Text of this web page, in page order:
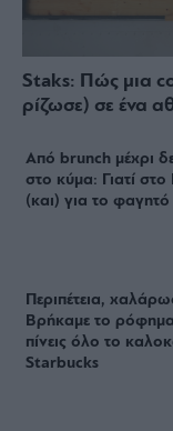
Staks: Πώς μια
ρίζωσε) σε ένα
Από brunch μέχρι
στο κύμα: Γιατί
(και) για το φαγητό
Περιπέτεια,
Βρήκαμε το
πίνεις όλο το
Starbucks